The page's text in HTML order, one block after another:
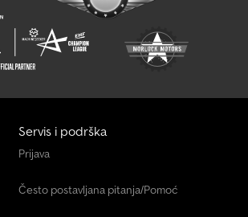
Servis i podrška
Prijava
Često postavljana pitanja/Pomoć